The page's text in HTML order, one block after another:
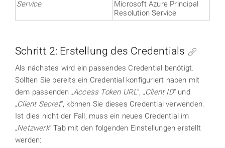
Service
Microsoft Azure Principal
Resolution Service
Schritt 2: Erstellung des Credentials
Als nächstes wird ein passendes Credential benötigt.
Sollten Sie bereits ein Credential konfiguriert haben mit
dem passenden „Access Token URL“, „Client ID“ und
„Client Secret“, können Sie dieses Credential verwenden.
Ist dies nicht der Fall, muss ein neues Credential im
„Netzwerk“ Tab mit den folgenden Einstellungen erstellt
werden: